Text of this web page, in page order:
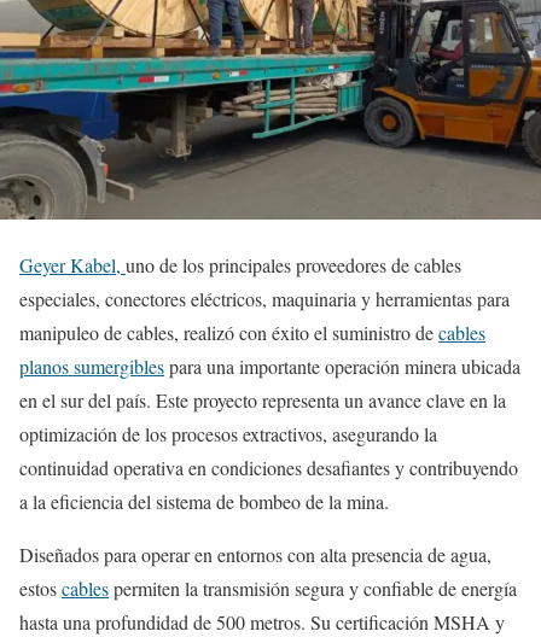
Geyer Kabel, uno de los principales proveedores de cables
especiales, conectores eléctricos, maquinaria y herramientas para
manipuleo de cables, realizó con éxito el suministro decables
planos sumergiblespara una importante operación minera ubicada
en el sur del país. Este proyecto representa un avance clave en la
optimización de los procesos extractivos, asegurando la
continuidad operativa en condiciones desafiantes y contribuyendo
a la eficiencia del sistema de bombeo de la mina.
Diseñados para operar en entornos con alta presencia de agua,
estoscablespermiten la transmisión segura y confiable de energía
hasta una profundidad de 500 metros. Su certificación MSHA y